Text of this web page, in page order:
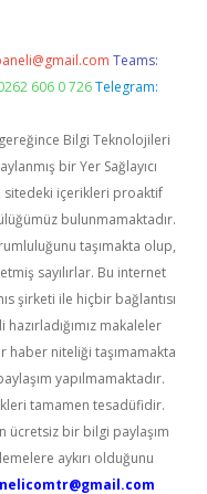
Teams:
606 0 726 Telegram:
gereğince Bilgi Teknolojileri
bir Yer Sağlayıcı
sitedeki içerikleri proaktif
bulunmamaktadır.
taşımakta olup,
sayılırlar. Bu internet
şirketi ile hiçbir bağlantısı
makaleler
haber niteliği taşımamakta
yapılmamaktadır.
tamamen tesadüfidir.
ücretsiz bir bilgi paylaşım
aykırı olduğunu